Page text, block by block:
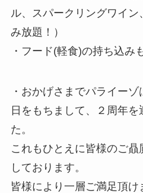
ル、スパークリングワイ
み放題！）
・フード(軽食)の持ち込み
・おかげさまでパライー
日をもちまして、２周年
た。
これもひとえに皆様のご
しております。
皆様により一層ご満足頂